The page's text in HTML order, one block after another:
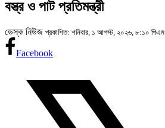
বস্ত্র ও পাট প্রতিমন্ত্রী
ডেস্ক নিউজ প্রকাশিত: শনিবার, ১ আগস্ট, ২০২৬, ৮:১০ পিএম
Facebook